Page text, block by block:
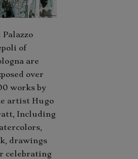
Palazzo
of
are
over
works by
artist Hugo
Including
drawings
celebrating